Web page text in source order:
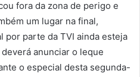
fora da zona de perigo e
um lugar na final,
por parte da TVI ainda esteja
anunciar o leque
o especial desta segunda-